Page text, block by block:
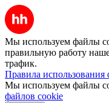
Мы используем файлы
правильную работу
трафик.
Правила использования
Мы используем файлы
файлов cookie